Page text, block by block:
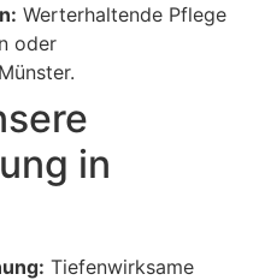
Werterhaltende Pflege
oder
in
Tiefenwirksame